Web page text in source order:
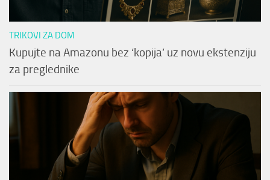
TRIKOVI ZA DOM
Kupujte na Amazonu bez ‘kopija’ uz novu ekstenziju
za preglednike